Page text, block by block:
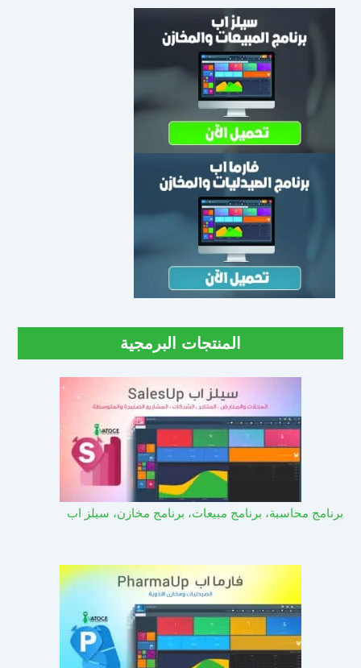
المنتجات البرمجية
برنامج محاسبة، برنامج مبيعات، برنامج مخازن، سيلز اب